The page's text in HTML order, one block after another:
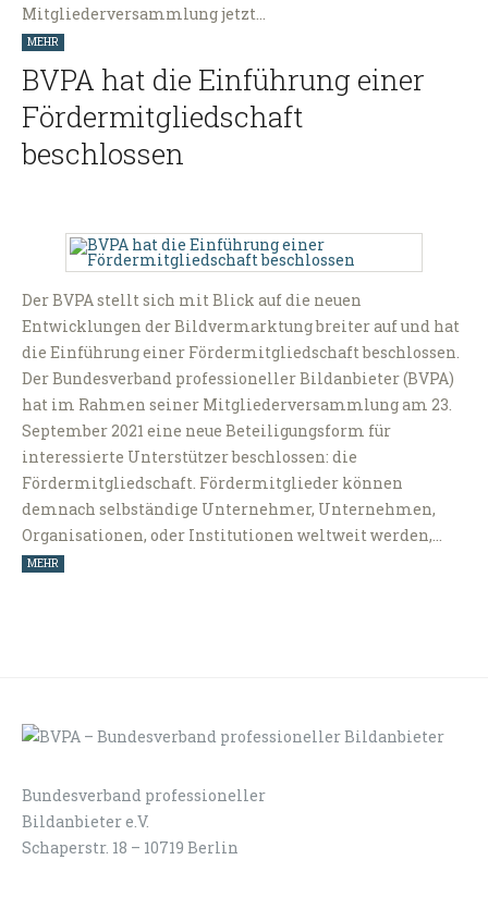
Mitgliederversammlung jetzt…
MEHR
BVPA hat die Einführung einer
Fördermitgliedschaft
beschlossen
Der BVPA stellt sich mit Blick auf die neuen
Entwicklungen der Bildvermarktung breiter auf und hat
die Einführung einer Fördermitgliedschaft beschlossen.
Der Bundesverband professioneller Bildanbieter (BVPA)
hat im Rahmen seiner Mitgliederversammlung am 23.
September 2021 eine neue Beteiligungsform für
interessierte Unterstützer beschlossen: die
Fördermitgliedschaft. Fördermitglieder können
demnach selbständige Unternehmer, Unternehmen,
Organisationen, oder Institutionen weltweit werden,…
MEHR
Bundesverband professioneller
Bildanbieter e.V.
Schaperstr. 18 – 10719 Berlin